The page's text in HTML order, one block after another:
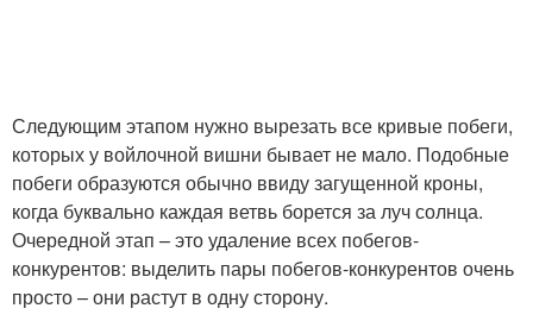
Следующим этапом нужно вырезать все кривые побеги,
которых у войлочной вишни бывает не мало. Подобные
побеги образуются обычно ввиду загущенной кроны,
когда буквально каждая ветвь борется за луч солнца.
Очередной этап – это удаление всех побегов-
конкурентов: выделить пары побегов-конкурентов очень
просто – они растут в одну сторону.